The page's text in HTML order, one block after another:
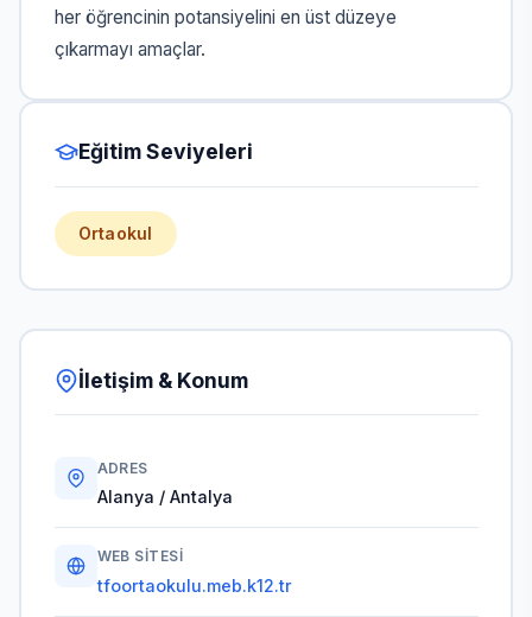
her öğrencinin potansiyelini en üst düzeye
çıkarmayı amaçlar.
Eğitim Seviyeleri
Ortaokul
İletişim & Konum
ADRES
Alanya / Antalya
WEB SITESI
tfoortaokulu.meb.k12.tr